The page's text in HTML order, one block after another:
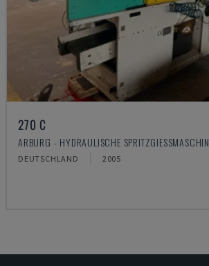
270 C
ARBURG - HYDRAULISCHE SPRITZGIESSMASCHINE
DEUTSCHLAND 2005